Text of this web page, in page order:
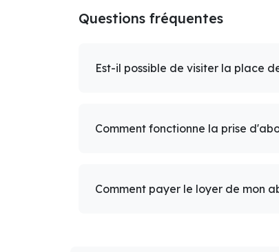
Questions fréquentes
Est-il possible de visiter la place
Comment fonctionne la prise
Comment payer le loyer de mon